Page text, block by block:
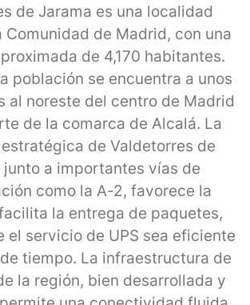
de Jarama es una localidad
Comunidad de Madrid, con una
de 4,170 habitantes.
población se encuentra a unos
al noreste del centro de Madrid
de la comarca de Alcalá. La
de Valdetorres de
junto a importantes vías de
como la A-2, favorece la
la entrega de paquetes,
el servicio de UPS sea eficiente
tiempo. La infraestructura de
la región, bien desarrollada y